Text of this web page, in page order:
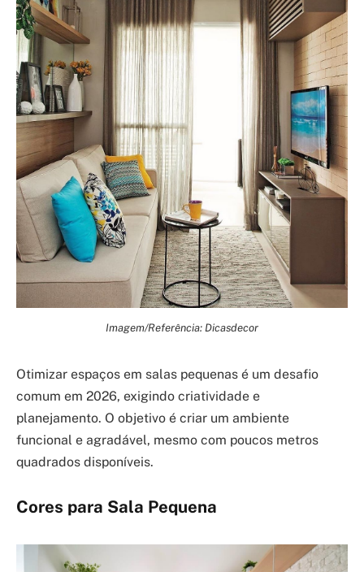
Imagem/Referência: Dicasdecor
Otimizar espaços em salas pequenas é um desafio
comum em 2026, exigindo criatividade e
planejamento. O objetivo é criar um ambiente
funcional e agradável, mesmo com poucos metros
quadrados disponíveis.
Cores para Sala Pequena